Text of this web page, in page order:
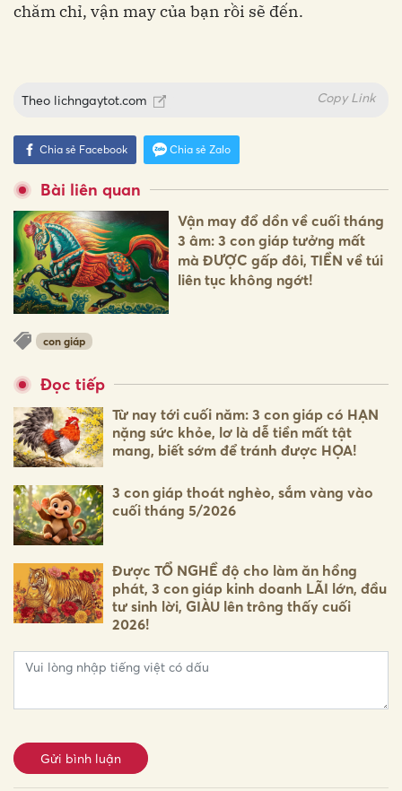
chăm chỉ, vận may của bạn rồi sẽ đến.
Theo lichngaytot.com Copy Link
Chia sẻ Facebook Chia sẻ Zalo
Bài liên quan
Vận may đổ dồn về cuối tháng
3 âm: 3 con giáp tưởng mất
mà ĐƯỢC gấp đôi, TIỀN về túi
liên tục không ngớt!
con giáp
Đọc tiếp
Từ nay tới cuối năm: 3 con giáp có HẠN
nặng sức khỏe, lơ là dễ tiền mất tật
mang, biết sớm để tránh được HỌA!
3 con giáp thoát nghèo, sắm vàng vào
cuối tháng 5/2026
Được TỔ NGHỀ độ cho làm ăn hồng
phát, 3 con giáp kinh doanh LÃI lớn, đầu
tư sinh lời, GIÀU lên trông thấy cuối
2026!
Gửi bình luận